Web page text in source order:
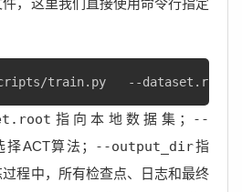
，这里我们直接使用命令行指定
train.py   --dataset.root ./
指向本地数据集；
--
择ACT算法； --output_dir指
程中，所有检查点、日志和最终